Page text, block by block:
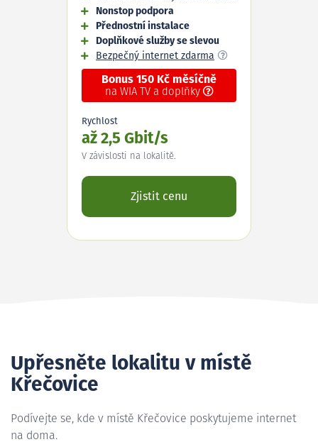
Nonstop podpora
Přednostní instalace
Doplňkové služby se slevou
Bezpečný internet zdarma
Bonus 150 Kč měsíčně
na WIA TV a doplňky
Rychlost
až 2,5 Gbit/s
V závislosti na lokalitě.
Zjistit cenu
Upřesněte lokalitu v místě
Křečovice
Podívejte se, kde v místě Křečovice poskytujeme internet
na doma.